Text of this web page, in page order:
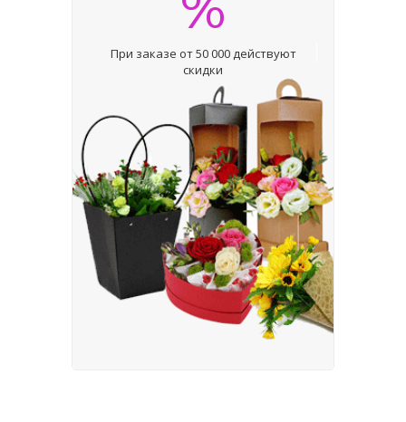
При заказе от 50 000 действуют
скидки